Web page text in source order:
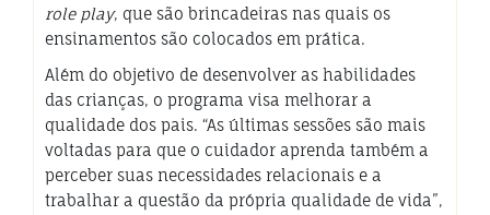
role play, que são brincadeiras nas quais os
ensinamentos são colocados em prática.
Além do objetivo de desenvolver as habilidades
das crianças, o programa visa melhorar a
qualidade dos pais. “As últimas sessões são mais
voltadas para que o cuidador aprenda também a
perceber suas necessidades relacionais e a
trabalhar a questão da própria qualidade de vida”,